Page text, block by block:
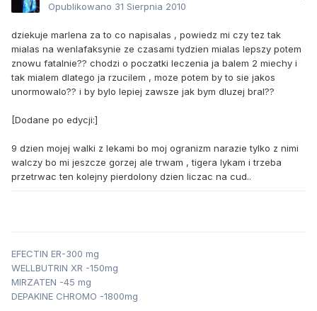
Opublikowano 31 Sierpnia 2010
dziekuje marlena za to co napisalas , powiedz mi czy tez tak
mialas na wenlafaksynie ze czasami tydzien mialas lepszy potem
znowu fatalnie?? chodzi o poczatki leczenia ja balem 2 miechy i
tak mialem dlatego ja rzucilem , moze potem by to sie jakos
unormowalo?? i by bylo lepiej zawsze jak bym dluzej bral??
[Dodane po edycji:]
9 dzien mojej walki z lekami bo moj ogranizm narazie tylko z nimi
walczy bo mi jeszcze gorzej ale trwam , tigera lykam i trzeba
przetrwac ten kolejny pierdolony dzien liczac na cud..
EFECTIN ER-300 mg
WELLBUTRIN XR -150mg
MIRZATEN -45 mg
DEPAKINE CHROMO -1800mg